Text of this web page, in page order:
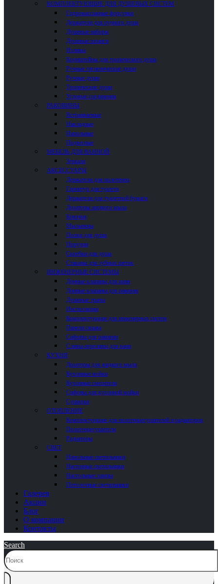
КОМПЛЕКТУЮЩИЕ ДЛЯ ДУШЕВЫХ СИСТЕМ
Гидромассажные форсунки
Держатели для ручного душа
Душевые наборы
Душевые шланги
Изливы
Кронштейны для тропического душа
Ручные гигиенические души
Ручные души
Тропические души
Угловые соединения
РАКОВИНЫ
Встраиваемые
Накладные
Напольные
Подвесные
МЕБЕЛЬ ДЛЯ ВАННОЙ
Зеркала
АКСЕССУАРЫ
Держатели для полотенец
Гарнитур для туалета
Держатели для туалетной бумаги
Дозаторы жидкого мыла
Крючки
Мыльницы
Полки для душа
Поручни
Скребки для душа
Стаканы для зубных щеток
ИНЖЕНЕРНЫЕ СИСТЕМЫ
Донные клапаны для ванн
Донные клапаны для раковин
Душевые трапы
Инсталляции
Комплектующие для инженерных систем
Панели смыва
Сифоны для раковин
Сливы-переливы для ванн
КУХНЯ
Дозаторы для жидкого мыла
Кухонные мойки
Кухонные смесители
Сифоны для кухонной мойки
Сушилки
ОТОПЛЕНИЕ
Комплектующие для полотенцесушителей и радиаторов
Полотенцесушители
Радиаторы
СВЕТ
Напольные светильники
Настенные светильники
Настольные лампы
Потолочные светильники
Галерея
Акции
Блог
О компании
Контакты
Search